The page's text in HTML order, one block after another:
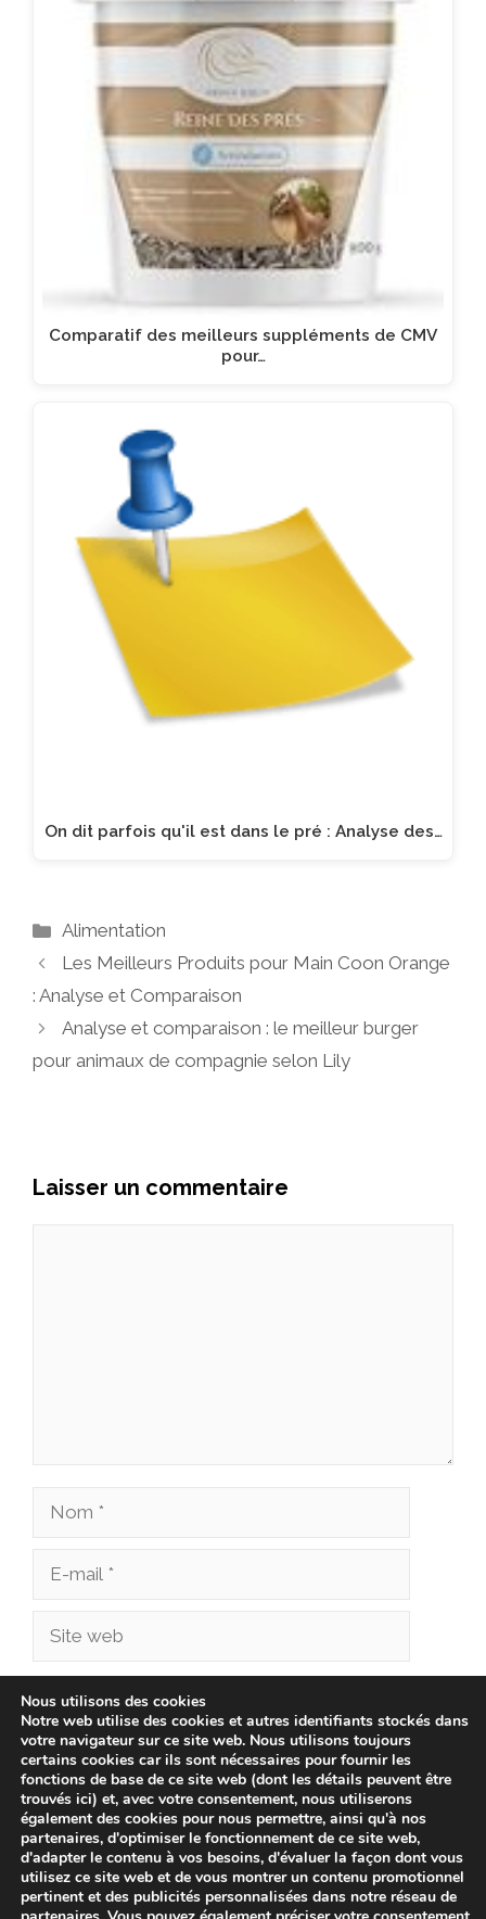
Comparatif des meilleurs suppléments de CMV
pour…
On dit parfois qu'il est dans le pré : Analyse des…
Catégories
Alimentation
Les Meilleurs Produits pour Main Coon Orange
: Analyse et Comparaison
Analyse et comparaison : le meilleur burger
pour animaux de compagnie selon Lily
Laisser un commentaire
Nom
Site
Enregistrer mon nom, mon e-mail et mon site
dans le navigateur pour mon prochain
commentaire.
Nous utilisons des cookies
Notre web utilise des cookies et autres identifiants stockés dans
votre navigateur sur ce site web. Nous utilisons toujours
certains cookies car ils sont nécessaires pour fournir les
fonctions de base de ce site web (dont les détails peuvent être
trouvés ici) et, avec votre consentement, nous utiliserons
également des cookies pour nous permettre, ainsi qu'à nos
partenaires, d'optimiser le fonctionnement de ce site web,
d'adapter le contenu à vos besoins, d'évaluer la façon dont vous
utilisez ce site web et de vous montrer un contenu promotionnel
pertinent et des publicités personnalisées dans notre réseau de